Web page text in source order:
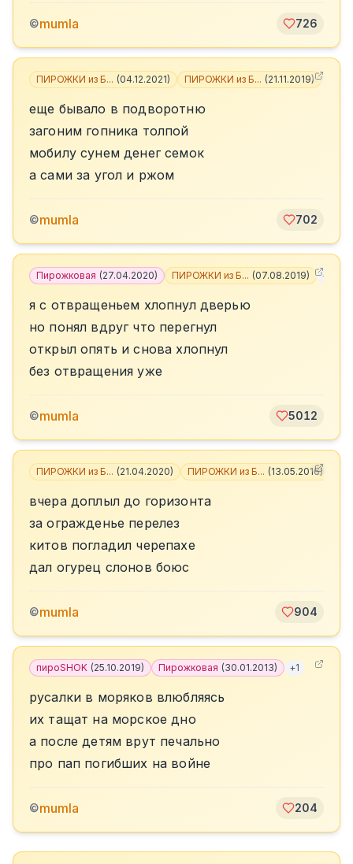
©mumla 726
ПИРОЖКИ из Б... (04.12.2021) ПИРОЖКИ из Б... (21.11.2019)
еще бывало в подворотню
загоним гопника толпой
мобилу сунем денег семок
а сами за угол и ржом
©mumla 702
Пирожковая (27.04.2020) ПИРОЖКИ из Б... (07.08.2019) +
я с отвращеньем хлопнул дверью
но понял вдруг что перегнул
открыл опять и снова хлопнул
без отвращения уже
©mumla 5012
ПИРОЖКИ из Б... (21.04.2020) ПИРОЖКИ из Б... (13.05.2016)
вчера доплыл до горизонта
за огражденье перелез
китов погладил черепахе
дал огурец слонов боюс
©mumla 904
пироSHOK (25.10.2019) Пирожковая (30.01.2013) +1
русалки в моряков влюбляясь
их тащат на морское дно
а после детям врут печально
про пап погибших на войне
©mumla 204